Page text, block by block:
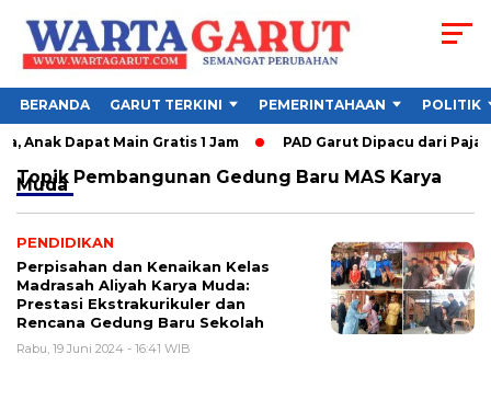
BERANDA GARUT TERKINI PEMERINTAHAAN POLITIK
Dapat Main Gratis 1 Jam PAD Garut Dipacu dari
Topik Pembangunan Gedung Baru MAS Karya
Muda
PENDIDIKAN
Perpisahan dan Kenaikan Kelas
Madrasah Aliyah Karya Muda:
Prestasi Ekstrakurikuler dan
Rencana Gedung Baru Sekolah
Rabu, 19 Juni 2024 - 16:41 WIB